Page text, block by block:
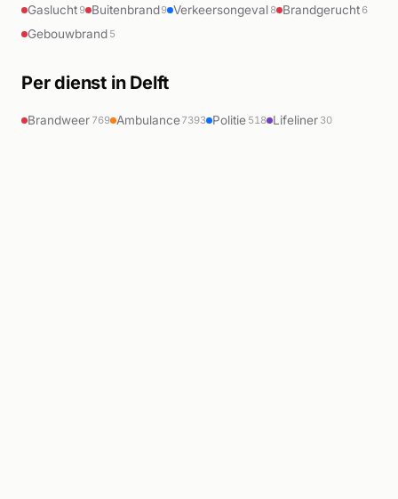
Gaslucht 9 Buitenbrand9 Verkeersongeval 8 Brandgerucht 6
Gebouwbrand 5
Per dienst in Delft
Brandweer 769 Ambulance7393 Politie 518 Lifeliner 30